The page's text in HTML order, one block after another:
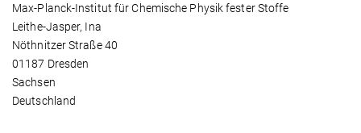
Max-Planck-Institut für Chemische Physik fester Stoffe
Leithe-Jasper, Ina
Nöthnitzer Straße 40
01187 Dresden
Sachsen
Deutschland